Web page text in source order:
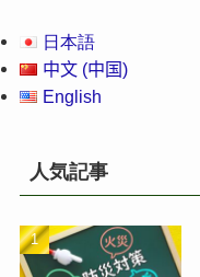
日本語
中文 (中国)
English
人気記事